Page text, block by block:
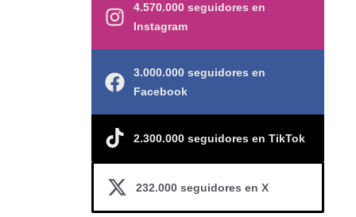
4.570.000 seguidores en
Instagram
3.000.000 seguidores en
Facebook
2.300.000 seguidores en TikTok
232.000 seguidores en X